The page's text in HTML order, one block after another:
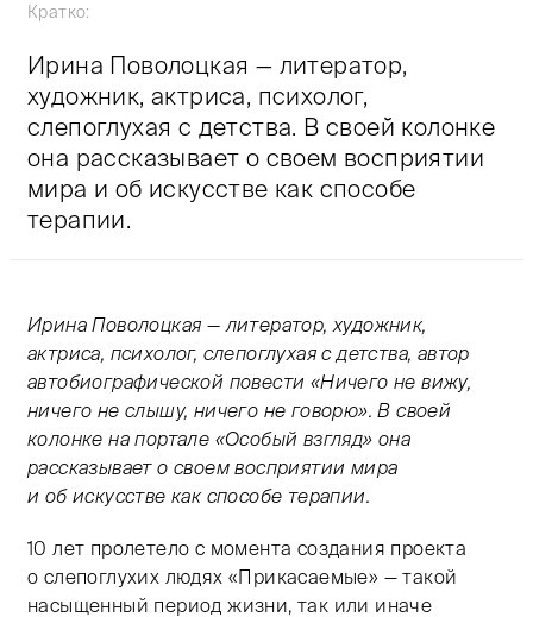
Кратко:
Ирина Поволоцкая — литератор,
художник, актриса, психолог,
слепоглухая с детства. В своей колонке
она рассказывает о своем восприятии
мира и об искусстве как способе
терапии.
Тифлокомментарий: черно-белая фотография.
Ирина Поволоцкая — литератор, художник,
актриса, психолог, слепоглухая с детства, автор
автобиографической повести «Ничего не вижу,
ничего не слышу, ничего не говорю». В своей
колонке на портале «Особый взгляд» она
рассказывает о своем восприятии мира
и об искусстве как способе терапии.
10 лет пролетело с момента создания проекта
о слепоглухих людях «Прикасаемые» — такой
насыщенный период жизни, так или иначе